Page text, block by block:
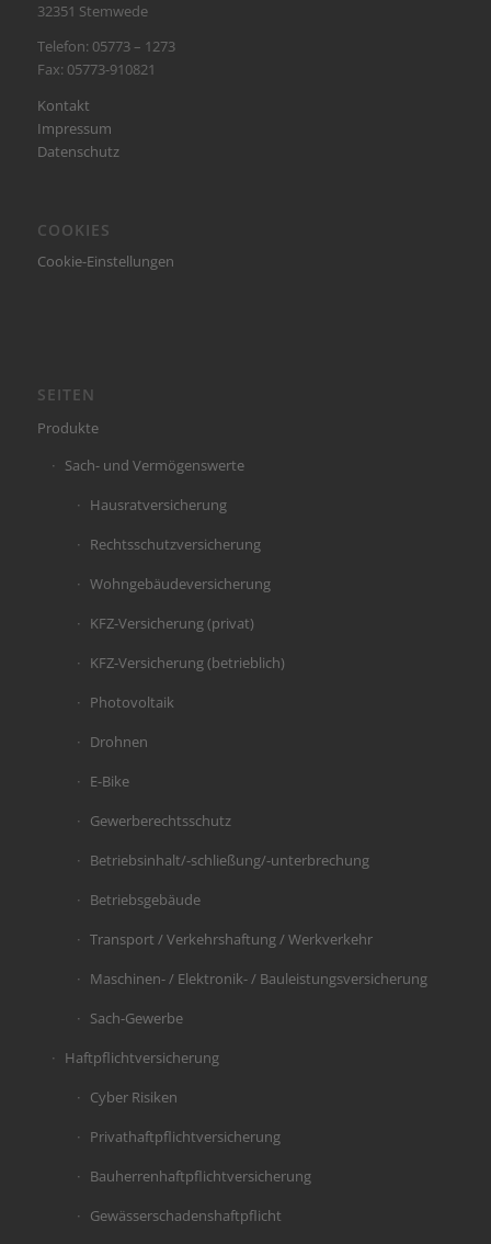
32351 Stemwede
Telefon: 05773 – 1273
Fax: 05773-910821
Kontakt
Impressum
Datenschutz
COOKIES
Cookie-Einstellungen
SEITEN
Produkte
Sach- und Vermögenswerte
Hausratversicherung
Rechtsschutzversicherung
Wohngebäudeversicherung
KFZ-Versicherung (privat)
KFZ-Versicherung (betrieblich)
Photovoltaik
Drohnen
E-Bike
Gewerberechtsschutz
Betriebsinhalt/-schließung/-unterbrechung
Betriebsgebäude
Transport / Verkehrshaftung / Werkverkehr
Maschinen- / Elektronik- / Bauleistungsversicherung
Sach-Gewerbe
Haftpflichtversicherung
Cyber Risiken
Privathaftpflichtversicherung
Bauherrenhaftpflichtversicherung
Gewässerschadenshaftpflicht